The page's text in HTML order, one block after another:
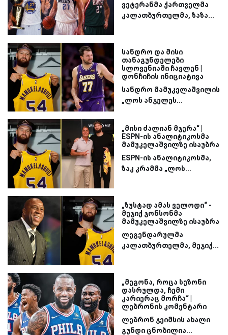
ვეტერანმა ქართველმა
კალათბურთელმა, ზაზა...
სანდრო და მისი
თანაგუნდელები
სლოვენიაში ჩავლენ |
დონჩიჩის ინიციატივა
სანდრო მამუკელაშვილის
„ლოს ანჯელეს...
„მისი ძალიან მჯერა“ |
ESPN-ის ანალიტიკოსმა
მამუკელაშვილზე ისაუბრა
ESPN-ის ანალიტიკოსმა,
ზაკ კრამმა „ლოს...
„ზუსტად ამას ველოდი“ -
მეჯიქ ჯონსონმა
მამუკელაშვილზე ისაუბრა
ლეგენდარულმა
კალათბურთელმა, მეჯიქ...
„მეგონა, როცა სეზონი
დასრულდა, ჩემი
კარიერაც მორჩა“ |
ლებრონის კომენტარი
ლებრონ ჯეიმსის ახალი
გუნდი ცნობილია...